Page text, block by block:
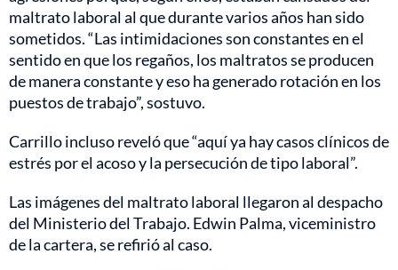
maltrato laboral al que durante varios años han sido
sometidos. “Las intimidaciones son constantes en el
sentido en que los regaños, los maltratos se producen
de manera constante y eso ha generado rotación en los
puestos de trabajo”, sostuvo.
Carrillo incluso reveló que “aquí ya hay casos clínicos de
estrés por el acoso y la persecución de tipo laboral”.
Las imágenes del maltrato laboral llegaron al despacho
del Ministerio del Trabajo. Edwin Palma, viceministro
de la cartera, se refirió al caso.